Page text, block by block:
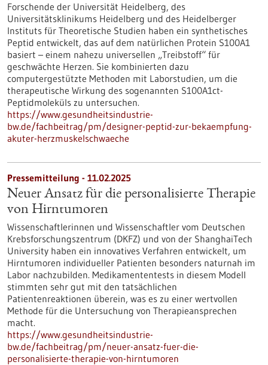
Forschende der Universität Heidelberg, des
Universitätsklinikums Heidelberg und des Heidelberger
Instituts für Theoretische Studien haben ein synthetisches
Peptid entwickelt, das auf dem natürlichen Protein S100A1
basiert – einem nahezu universellen „Treibstoff“ für
geschwächte Herzen. Sie kombinierten dazu
computergestützte Methoden mit Laborstudien, um die
therapeutische Wirkung des sogenannten S100A1ct-
Peptidmoleküls zu untersuchen.
https://www.gesundheitsindustrie-
bw.de/fachbeitrag/pm/designer-peptid-zur-bekaempfung-
akuter-herzmuskelschwaeche
Pressemitteilung - 11.02.2025
Neuer Ansatz für die personalisierte Therapie
von Hirntumoren
Wissenschaftlerinnen und Wissenschaftler vom Deutschen
Krebsforschungszentrum (DKFZ) und von der ShanghaiTech
University haben ein innovatives Verfahren entwickelt, um
Hirntumoren individueller Patienten besonders naturnah im
Labor nachzubilden. Medikamententests in diesem Modell
stimmten sehr gut mit den tatsächlichen
Patientenreaktionen überein, was es zu einer wertvollen
Methode für die Untersuchung von Therapieansprechen
macht.
https://www.gesundheitsindustrie-
bw.de/fachbeitrag/pm/neuer-ansatz-fuer-die-
personalisierte-therapie-von-hirntumoren